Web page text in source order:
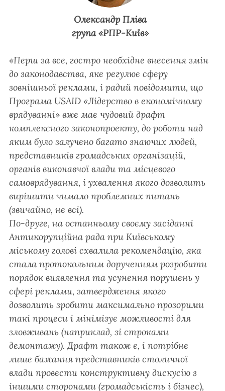
Олександр Пліва
група «РПР-Київ»
«Перш за все, гостро необхідне внесення змін
до законодавства, яке регулює сферу
зовнішньої реклами, і радий повідомити, що
Програма USAID «Лідерство в економічному
врядуванні» вже має чудовий драфт
комплексного законопроекту, до роботи над
яким було залучено багато знаючих людей,
представників громадських організацій,
органів виконавчої влади та місцевого
самоврядування, і ухвалення якого дозволить
вирішити чимало проблемних питань
(звичайно, не всі).
По-друге, на останньому своєму засіданні
Антикорупційна рада при Київському
міському голові схвалила рекомендацію, яка
стала протокольним дорученням розробити
порядок виявлення та усунення порушень у
сфері реклами, затвердження якого
дозволить зробити максимально прозорими
такі процеси і мінімізує можливості для
зловживань (наприклад, зі строками
демонтажу). Драфт також є, і потрібне
лише бажання представників столичної
влади провести конструктивну дискусію з
іншими сторонами (громадськість і бізнес),